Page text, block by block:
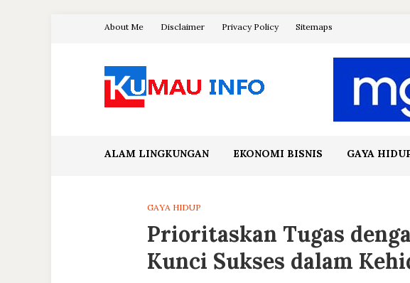
About Me Disclaimer Privacy Policy Sitemaps
ALAM LINGKUNGAN EKONOMI BISNIS GAYA
GAYA HIDUP
Prioritaskan Tugas
Kunci Sukses dalam